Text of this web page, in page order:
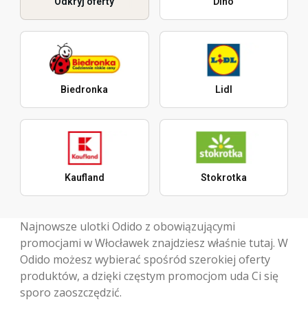
Biedronka Lidl
Kaufland Stokrotka
Najnowsze ulotki Odido z obowiązującymi
promocjami w Włocławek znajdziesz właśnie tutaj. W
Odido możesz wybierać spośród szerokiej oferty
produktów, a dzięki częstym promocjom uda Ci się
sporo zaoszczędzić.